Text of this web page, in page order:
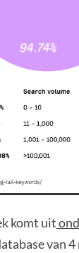
komt uit
van